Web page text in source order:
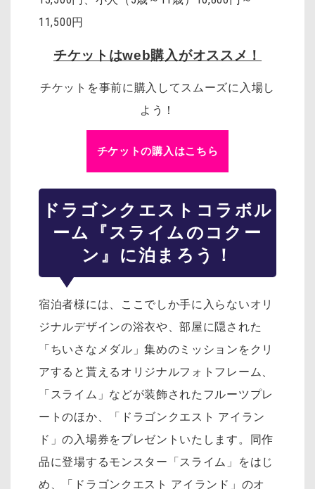
11,500円
チケットはweb購入がオススメ！
チケットを事前に購入してスムーズに入場し
よう！
チケットの購入はこちら
ドラゴンクエスト コラボル
ーム『スライムのコクー
ン』に泊まろう！
宿泊者様には、ここでしか手に入らないオリ
ジナルデザインの浴衣や、部屋に隠された
「ちいさなメダル」集めのミッションをクリ
アすると貰えるオリジナルフォトフレーム、
「スライム」などが装飾されたフルーツプレ
ートのほか、「ドラゴンクエスト アイラン
ド」の入場券をプレゼントいたします。同作
品に登場するモンスター「スライム」をはじ
め、「ドラゴンクエスト アイランド」のオ